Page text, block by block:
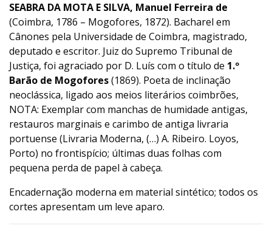
SEABRA DA MOTA E SILVA, Manuel Ferreira de
(Coimbra, 1786 – Mogofores, 1872). Bacharel em
Cânones pela Universidade de Coimbra, magistrado,
deputado e escritor. Juiz do Supremo Tribunal de
Justiça, foi agraciado por D. Luís com o título de 1.º
Barão de Mogofores(1869). Poeta de inclinação
neoclássica, ligado aos meios literários coimbrões,
NOTA: Exemplar com manchas de humidade antigas,
restauros marginais e carimbo de antiga livraria
portuense (Livraria Moderna, (…) A. Ribeiro. Loyos,
Porto) no frontispício; últimas duas folhas com
pequena perda de papel à cabeça.
Encadernação moderna em material sintético; todos os
cortes apresentam um leve aparo.